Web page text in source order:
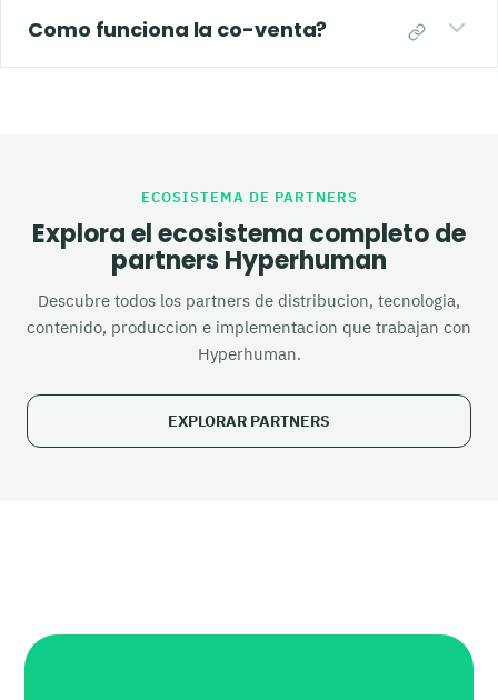
Como funciona la co-venta?
ECOSISTEMA DE PARTNERS
Explora el ecosistema completo de
partners Hyperhuman
Descubre todos los partners de distribucion, tecnologia,
contenido, produccion e implementacion que trabajan con
Hyperhuman.
EXPLORAR PARTNERS